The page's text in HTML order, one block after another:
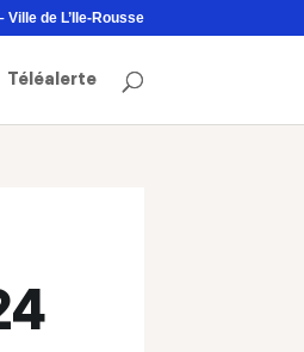
Ville de L’Ile-Rousse
Téléalerte